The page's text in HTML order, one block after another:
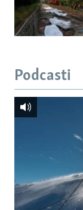
Podcasti